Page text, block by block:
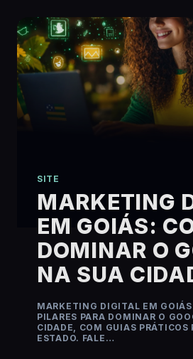
SITE
MARKETING
EM GOIÁS:
DOMINAR O
NA SUA
MARKETING DIGITAL EM
PILARES PARA DOMINAR O
CIDADE, COM GUIAS PRÁTICOS
ESTADO. FALE…